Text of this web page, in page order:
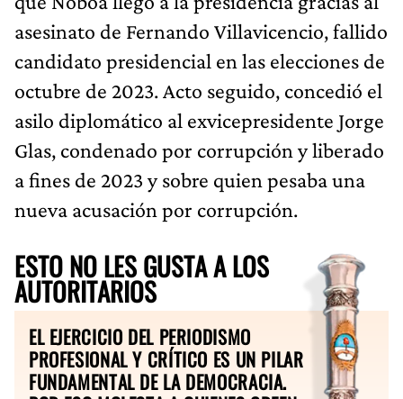
asesinato de Fernando Villavicencio, fallido
candidato presidencial en las elecciones de
octubre de 2023. Acto seguido, concedió el
asilo diplomático al exvicepresidente Jorge
Glas, condenado por corrupción y liberado
a fines de 2023 y sobre quien pesaba una
nueva acusación por corrupción.
ESTO NO LES GUSTA A LOS
AUTORITARIOS
EL EJERCICIO DEL PERIODISMO
PROFESIONAL Y CRÍTICO ES UN PILAR
FUNDAMENTAL DE LA DEMOCRACIA.